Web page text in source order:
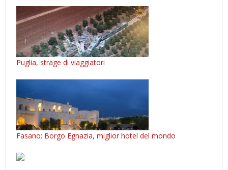
Puglia, strage di viaggiatori
Fasano: Borgo Egnazia, miglior hotel del mondo